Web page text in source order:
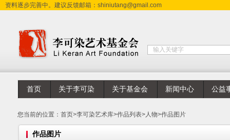
资料逐步完善中。建议反馈邮箱：shiniutang@gmail.com
首页 关于李可染 关于基金会 新闻中心 公益
您当前的位置： 首页>李可染艺术库>作品列表>人物>作品图片
作品图片